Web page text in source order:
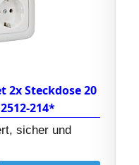
2x Steckdose 20
214*
sicher und